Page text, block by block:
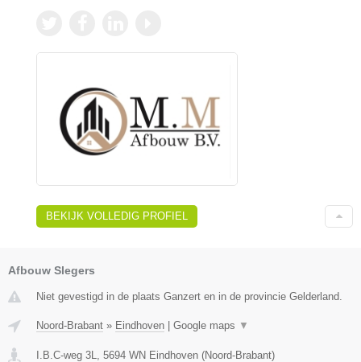
BEKIJK VOLLEDIG PROFIEL
Afbouw Slegers
Niet gevestigd in de plaats Ganzert en in de provincie Gelderland.
Noord-Brabant » Eindhoven | Google maps ▼
I.B.C-weg 3L 5694 WN Eindhoven (Noord-Brabant)